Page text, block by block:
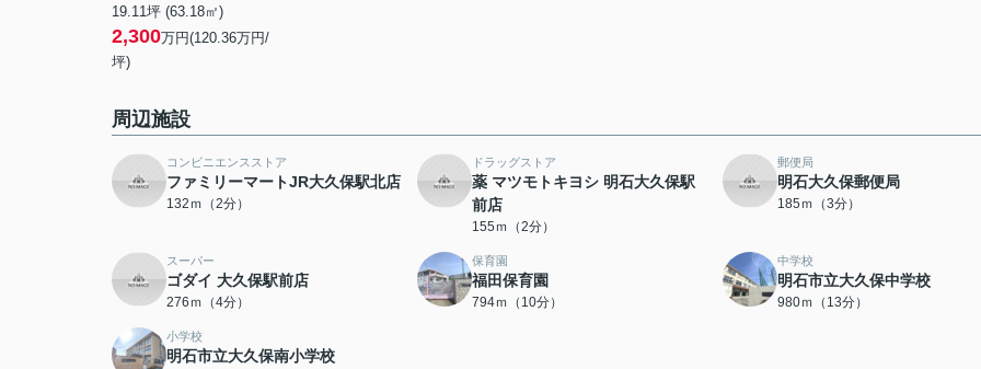
19.11坪 (63.18㎡)
2,300万円(120.36万円/
坪)
周辺施設
コンビニエンスストア
ファミリーマートJR大久保駅北店
132ｍ（2分）
ドラッグストア
薬 マツモトキヨシ 明石大久保駅
前店
155ｍ（2分）
郵便局
明石大久保郵便局
185ｍ（3分）
スーパー
ゴダイ 大久保駅前店
276ｍ（4分）
保育園
福田保育園
794ｍ（10分）
中学校
明石市立大久保中学校
980ｍ（13分）
小学校
明石市立大久保南小学校